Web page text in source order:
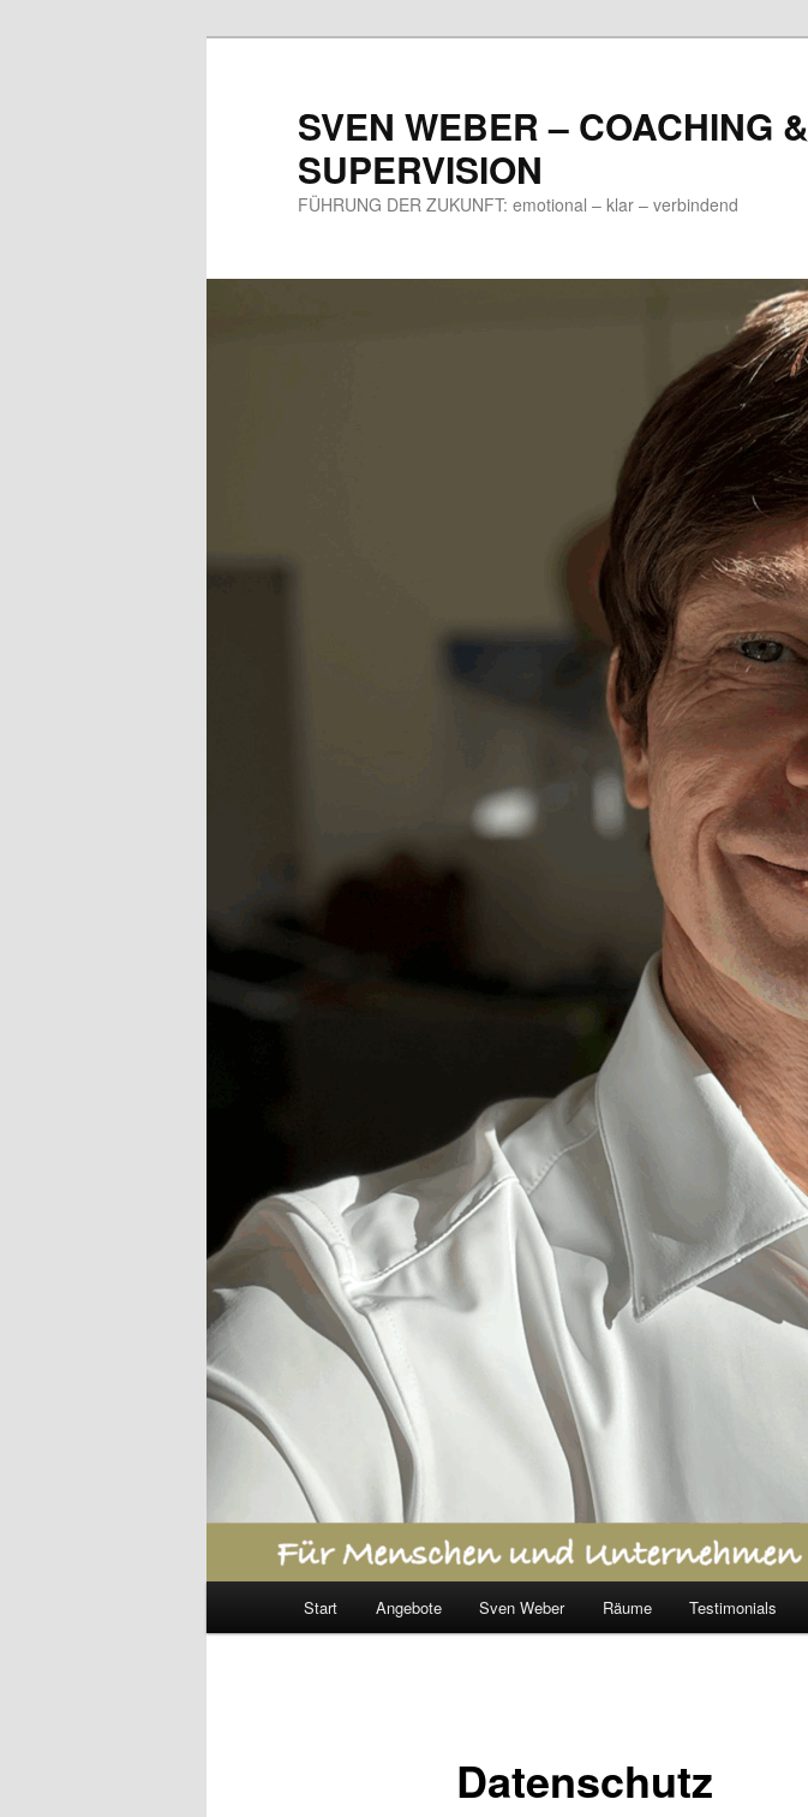
SVEN WEBER – COACHING &
SUPERVISION
FÜHRUNG DER ZUKUNFT: emotional – klar – verbindend
Start Angebote Sven Weber Räume Testimonials
Datenschutz